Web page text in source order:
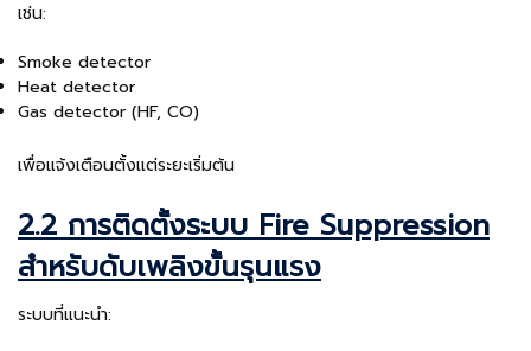
เช่น:
Smoke detector
Heat detector
Gas detector (HF, CO)
เพื่อแจ้งเตือนตั้งแต่ระยะเริ่มต้น
2.2 การติดตั้งระบบ Fire Suppression
สำหรับดับเพลิงขั้นรุนแรง
ระบบที่แนะนำ: